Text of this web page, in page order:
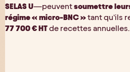
SELAS U—peuvent soumettre
régime « micro-BNC »
77 700 € HT de recettes annuelles.